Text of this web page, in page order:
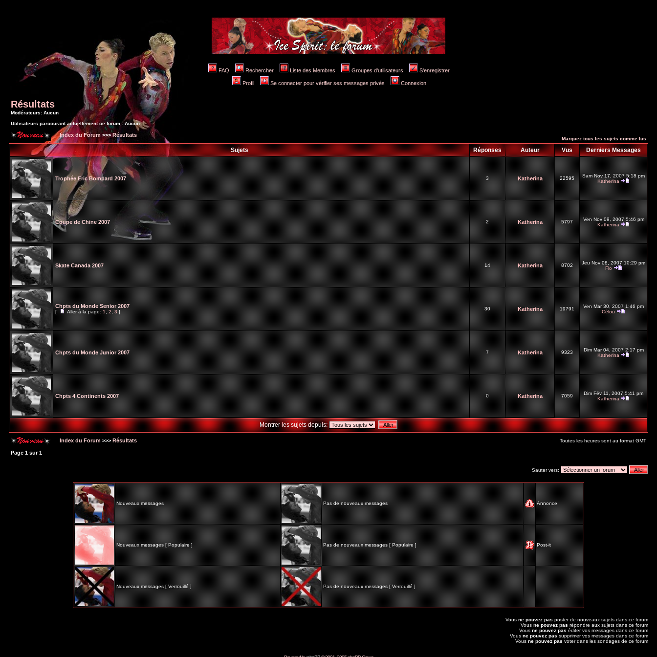
FAQ Rechercher Liste des Membres Groupes d'utilisateurs S'enregistrer
Profil Se connecter pour vérifier ses messages privés Connexion
Résultats
Modérateurs: Aucun
Utilisateurs parcourant actuellement ce forum : Aucun
Index du Forum >>>Résultats
Marquez tous les sujets comme lus
Sujets Réponses Auteur Vus Derniers Messages
Trophée Eric Bompard 2007 3 Katherina 22595
Sam Nov 17, 2007 5:18 pm
Katherina
Coupe de Chine 2007 2 Katherina 5797
Ven Nov 09, 2007 5:46 pm
Katherina
Skate Canada 2007 14 Katherina 8702
Jeu Nov 08, 2007 10:29 pm
Flo
Chpts du Monde Senior 2007
[ Aller à la page:1,2,3]
30 Katherina 19791
Ven Mar 30, 2007 1:46 pm
Célou
Chpts du Monde Junior 2007 7 Katherina 9323
Dim Mar 04, 2007 2:17 pm
Katherina
Chpts 4 Continents 2007 0 Katherina 7059
Dim Fév 11, 2007 5:41 pm
Katherina
Montrer les sujets depuis:
Index du Forum >>> Résultats Toutes les heures sont au format GMT
Page 1 sur1
Sauter vers:
Nouveaux messages Pas de nouveaux messages Annonce
Nouveaux messages [ Populaire ] Pas de nouveaux messages [ Populaire ] Post-it
Nouveaux messages [ Verrouillé ] Pas de nouveaux messages [ Verrouillé ]
Vous ne pouvez pas poster de nouveaux sujets dans ce forum
Vous ne pouvez pas répondre aux sujets dans ce forum
Vous ne pouvez pas éditer vos messages dans ce forum
Vous ne pouvez pas supprimer vos messages dans ce forum
Vous ne pouvez pas voter dans les sondages de ce forum